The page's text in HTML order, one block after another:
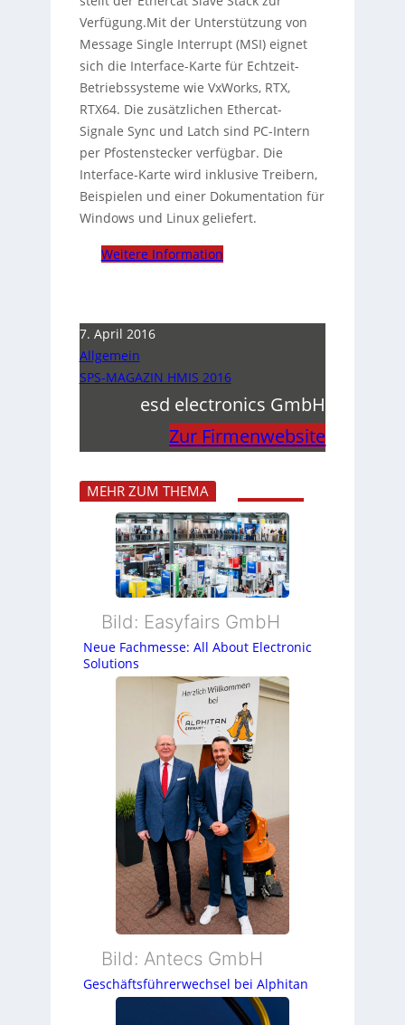
Verfügung.Mit der Unterstützung von
Message Single Interrupt (MSI) eignet
sich die Interface-Karte für Echtzeit-
Betriebssysteme wie VxWorks, RTX,
RTX64. Die zusätzlichen Ethercat-
Signale Sync und Latch sind PC-Intern
per Pfostenstecker verfügbar. Die
Interface-Karte wird inklusive Treibern,
Beispielen und einer Dokumentation für
Windows und Linux geliefert.
Weitere Information
7. April 2016
Allgemein
SPS-MAGAZIN HMIS 2016
esd electronics GmbH
Zur Firmenwebsite
MEHR ZUM THEMA
Bild: Easyfairs GmbH
Neue Fachmesse: All About Electronic
Solutions
Bild: Antecs GmbH
Geschäftsführerwechsel bei Alphitan